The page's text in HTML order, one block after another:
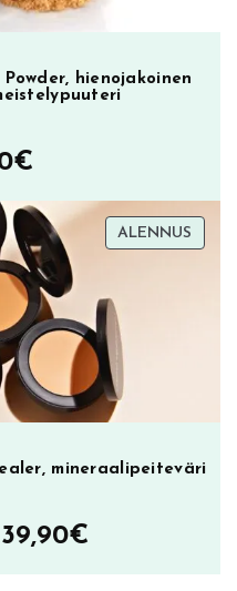
hienojakoinen
€
ALENNUS
mineraalipeiteväri
39,90€
12,50€